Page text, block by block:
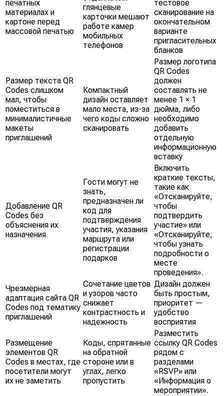
печатных
материалах и
картоне перед
массовой печатью
глянцевые
карточки мешают
работе камер
мобильных
телефонов
тестовое
сканирование на
окончательном
варианте
пригласительных
бланков
Размер текста QR
Codes слишком
мал, чтобы
поместиться в
минималистичные
макеты
приглашений
Компактный
дизайн оставляет
мало места, из-за
чего коды сложно
сканировать
Размер логотипа
QR Codes
должен
составлять не
менее 1 × 1
дюйма, либо
необходимо
добавить
отдельную
информационную
вставку
Добавление QR
Codes без
объяснения их
назначения
Гости могут не
знать,
предназначен ли
код для
подтверждения
участия, указания
маршрута или
регистрации
подарков
Включить
краткие тексты,
такие как
«Отсканируйте,
чтобы
подтвердить
участие» или
«Отсканируйте,
чтобы узнать
подробности о
месте
проведения».
Чрезмерная
адаптация сайта QR
Codes под тематику
приглашений
Сочетание цветов
и узоров часто
снижает
контрастность и
надежность
Дизайн должен
быть простым,
приоритет —
удобство
восприятия
Размещение
элементов QR
Codes в местах, где
посетители могут
их не заметить
Коды, спрятанные
на обратной
стороне или в
углах, легко
пропустить
Разместить
ссылку QR Codes
рядом с
разделами
«RSVP» или
«Информация о
мероприятии».